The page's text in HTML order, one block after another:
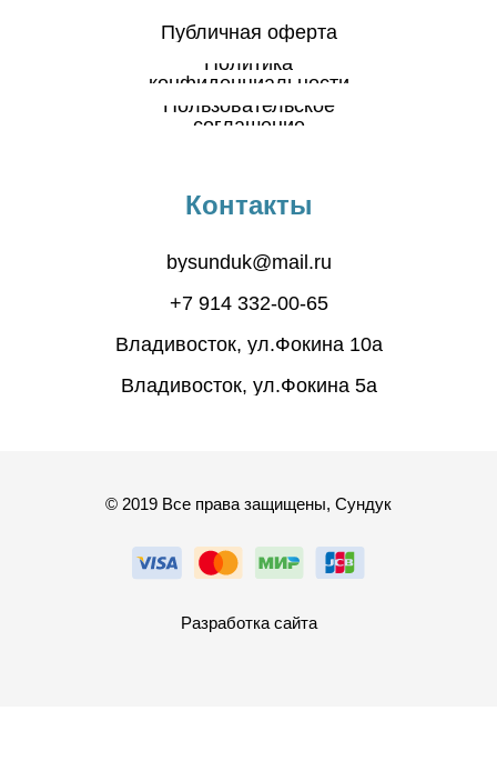
Публичная оферта
Пользовательское
соглашение
Политика
конфиденциальности
Контакты
bysunduk@mail.ru
+7 914 332-00-65
Владивосток, ул.Фокина 10а
Владивосток, ул.Фокина 5а
© 2019 Все права защищены, Сундук
Разработка сайта